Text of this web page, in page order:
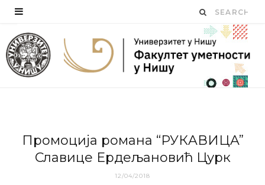
Прoмoциja рoмaнa “РУКAВИЦA”
Слaвицe Eрдeљaнoвић Цурк
12/04/2018